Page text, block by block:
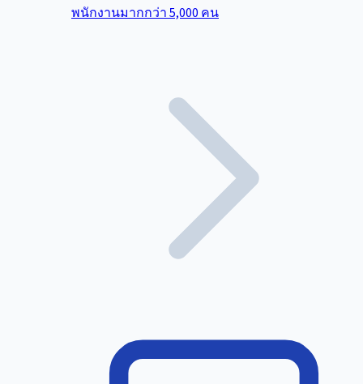
พนักงานมากกว่า 5,000 คน